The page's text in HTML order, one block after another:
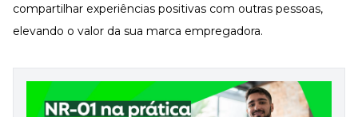
compartilhar experiências positivas com outras pessoas,
elevando o valor da sua marca empregadora.